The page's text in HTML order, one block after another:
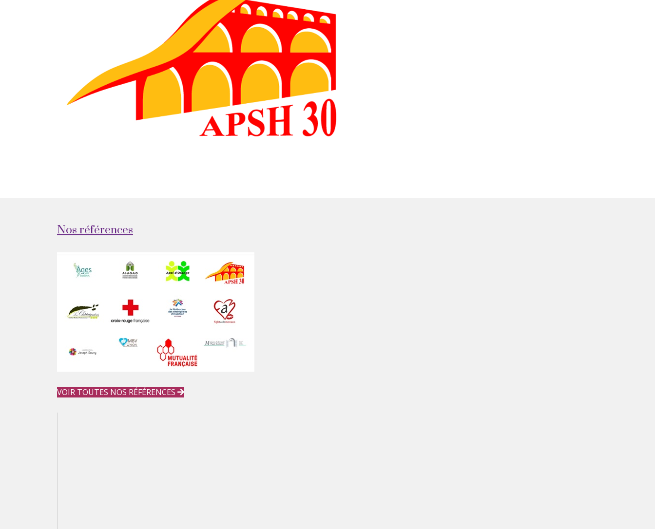
Nos références
VOIR TOUTES NOS RÉFÉRENCES